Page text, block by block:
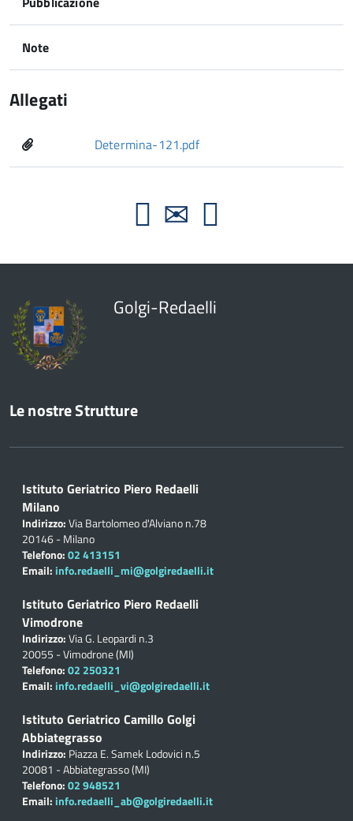
Note
Allegati
Determina-121.pdf
Golgi-Redaelli
Le nostre Strutture
Istituto Geriatrico Piero Redaelli
Milano
Indirizzo:Via Bartolomeo d'Alviano n.78
20146 - Milano
Telefono:02 413151
Email: info.redaelli_mi@golgiredaelli.it
Istituto Geriatrico Piero Redaelli
Vimodrone
Indirizzo:Via G. Leopardi n.3
20055 - Vimodrone (MI)
Telefono:02 250321
Email: info.redaelli_vi@golgiredaelli.it
Istituto Geriatrico Camillo Golgi
Abbiategrasso
Indirizzo: Piazza E. Samek Lodovici n.5
20081 - Abbiategrasso (MI)
Telefono:02 948521
Email: info.redaelli_ab@golgiredaelli.it